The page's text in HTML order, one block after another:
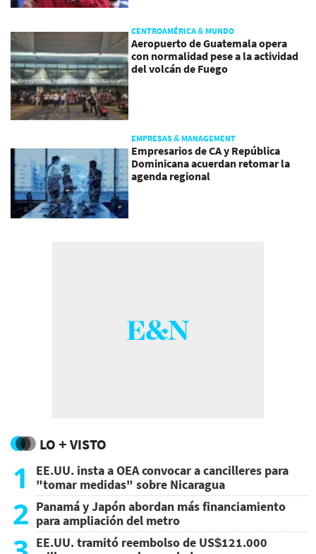
CENTROAMÉRICA & MUNDO
Aeropuerto de Guatemala opera
con normalidad pese a la actividad
del volcán de Fuego
EMPRESAS & MANAGEMENT
Empresarios de CA y República
Dominicana acuerdan retomar la
agenda regional
LO + VISTO
1
EE.UU. insta a OEA convocar a cancilleres para
"tomar medidas" sobre Nicaragua
2 Panamá y Japón abordan más financiamiento
para ampliación del metro
EE.UU. tramitó reembolso de US$121.000